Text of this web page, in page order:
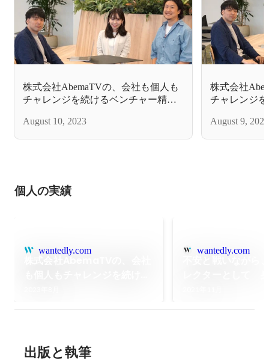
株式会社AbemaTVの、会社も個人も
チャレンジを続けるベンチャー精神
August 10, 2023
株式会社
チャレンジ
August 9, 2023
個人の実績
wantedly.com wantedly.com
出版と執筆